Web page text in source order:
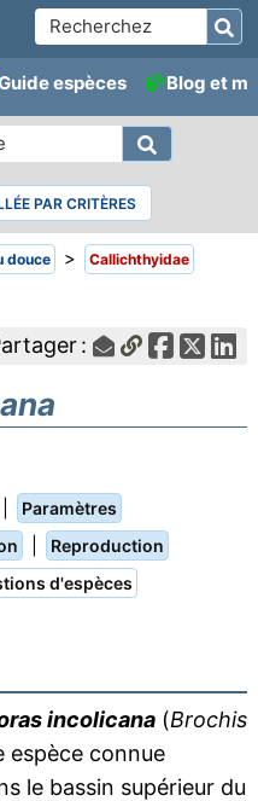
espèces Blog et
PAR CRITÈRES
douce > Callichthyidae
:
Paramètres
Reproduction
d'espèces
incolicana(Brochis
espèce connue
le bassin supérieur du